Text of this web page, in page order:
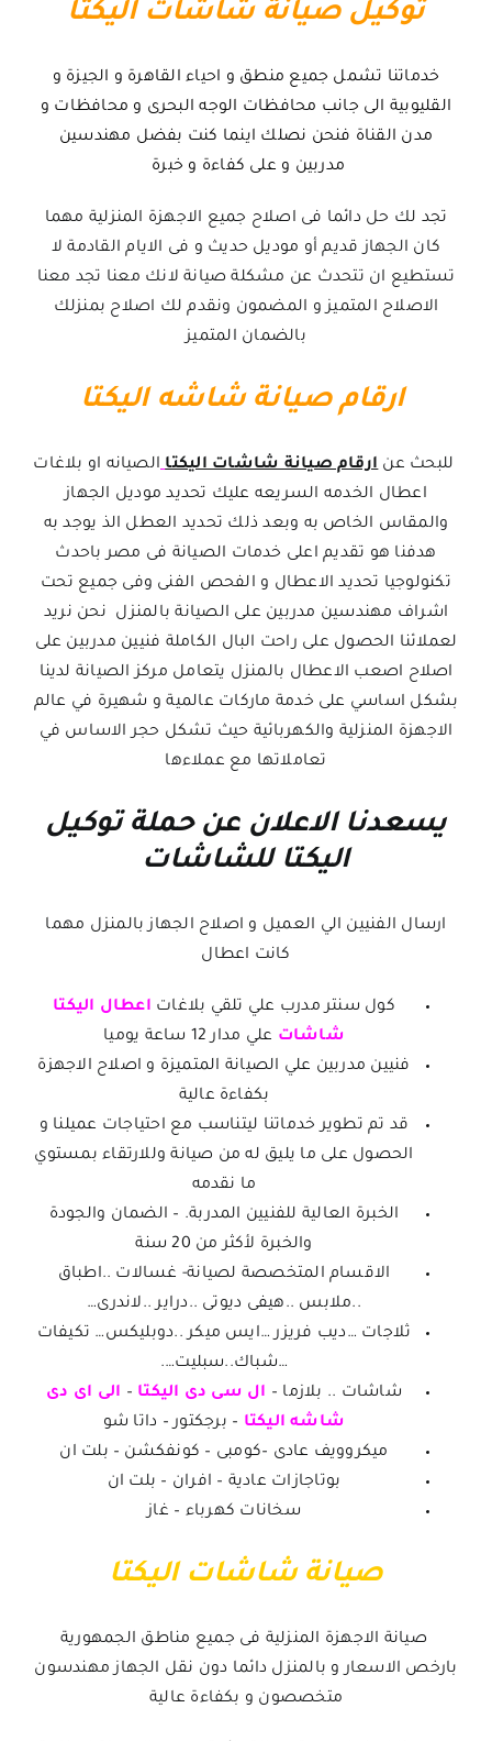
توكيل صيانة شاشات اليكتا
خدماتنا تشمل جميع منطق و احياء القاهرة و الجيزة و
القليوبية الى جانب محافظات الوجه البحرى و محافظات و
مدن القناة فنحن نصلك اينما كنت بفضل مهندسين
مدربين و على كفاءة و خبرة
تجد لك حل دائما فى اصلاح جميع الاجهزة المنزلية مهما
كان الجهاز قديم أو موديل حديث و فى الايام القادمة لا
تستطيع ان تتحدث عن مشكلة صيانة لانك معنا تجد معنا
الاصلاح المتميز و المضمون ونقدم لك اصلاح بمنزلك
بالضمان المتميز
ارقام صيانة شاشه اليكتا
للبحث عن ارقام صيانة شاشات اليكتا الصيانه او بلاغات
اعطال الخدمه السريعه عليك تحديد موديل الجهاز
والمقاس الخاص به وبعد ذلك تحديد العطل الذ يوجد به
هدفنا هو تقديم اعلى خدمات الصيانة فى مصر باحدث
تكنولوجيا تحديد الاعطال و الفحص الفنى وفى جميع تحت
اشراف مهندسين مدربين على الصيانة بالمنزل نحن نريد
لعملائنا الحصول على راحت البال الكاملة فنيين مدربين على
اصلاح اصعب الاعطال بالمنزل يتعامل مركز الصيانة لدينا
بشكل اساسي على خدمة ماركات عالمية و شهيرة في عالم
الاجهزة المنزلية والكهربائية حيث تشكل حجر الاساس في
تعاملاتها مع عملاءها
يسعدنا الاعلان عن حملة توكيل
اليكتا للشاشات
ارسال الفنيين الي العميل و اصلاح الجهاز بالمنزل مهما
كانت اعطال
كول سنتر مدرب علي تلقي بلاغات اعطال اليكتا
شاشات علي مدار 12 ساعة يوميا
فنيين مدربين علي الصيانة المتميزة و اصلاح الاجهزة
بكفاءة عالية
قد تم تطوير خدماتنا ليتناسب مع احتياجات عميلنا و
الحصول على ما يليق له من صيانة وللارتقاء بمستوي
ما نقدمه
الخبرة العالية للفنيين المدربة. – الضمان والجودة
والخبرة لأكثر من 20 سنة
الاقسام المتخصصة لصيانة- غسالات ..اطباق
..ملابس ..هيفى ديوتى ..دراير ..لاندرى…
ثلاجات …ديب فريزر …ايس ميكر ..دوبليكس… تكيفات
…شباك..سبليت….
شاشات .. بلازما – ال سى دى اليكتا – الى اى دى
شاشه اليكتا – برجكتور – داتا شو
ميكروويف عادى –كومبى – كونفكشن – بلت ان
بوتاجازات عادية – افران – بلت ان
سخانات كهرباء – غاز
صيانة شاشات اليكتا
صيانة الاجهزة المنزلية فى جميع مناطق الجمهورية
بارخص الاسعار و بالمنزل دائما دون نقل الجهاز مهندسون
متخصصون و بكفاءة عالية